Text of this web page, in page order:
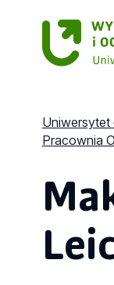
Uniwersytet
Pracownia